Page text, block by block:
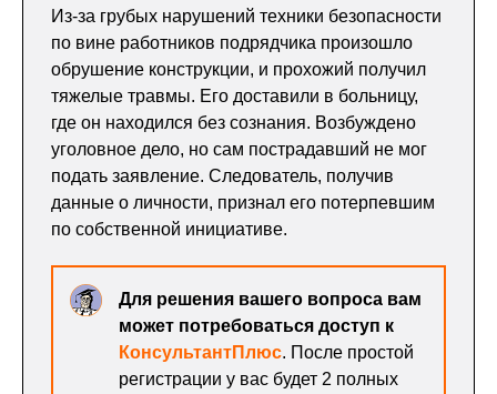
Из-за грубых нарушений техники безопасности
по вине работников подрядчика произошло
обрушение конструкции, и прохожий получил
тяжелые травмы. Его доставили в больницу,
где он находился без сознания. Возбуждено
уголовное дело, но сам пострадавший не мог
подать заявление. Следователь, получив
данные о личности, признал его потерпевшим
по собственной инициативе.
Для решения вашего вопроса вам
может потребоваться доступ к
КонсультантПлюс. После простой
регистрации у вас будет 2 полных